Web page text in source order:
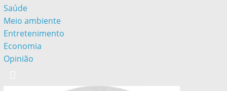
Saúde
Meio ambiente
Entretenimento
Economia
Opinião